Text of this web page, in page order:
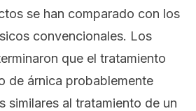
se han comparado con los
convencionales. Los
que el tratamiento
de árnica probablemente
similares al tratamiento de un